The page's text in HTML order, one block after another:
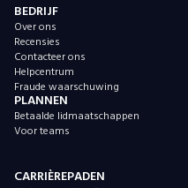
BEDRIJF
Over ons
Recensies
Contacteer ons
Helpcentrum
Fraude waarschuwing
PLANNEN
Betaalde lidmaatschappen
Voor teams
CARRIÈREPADEN